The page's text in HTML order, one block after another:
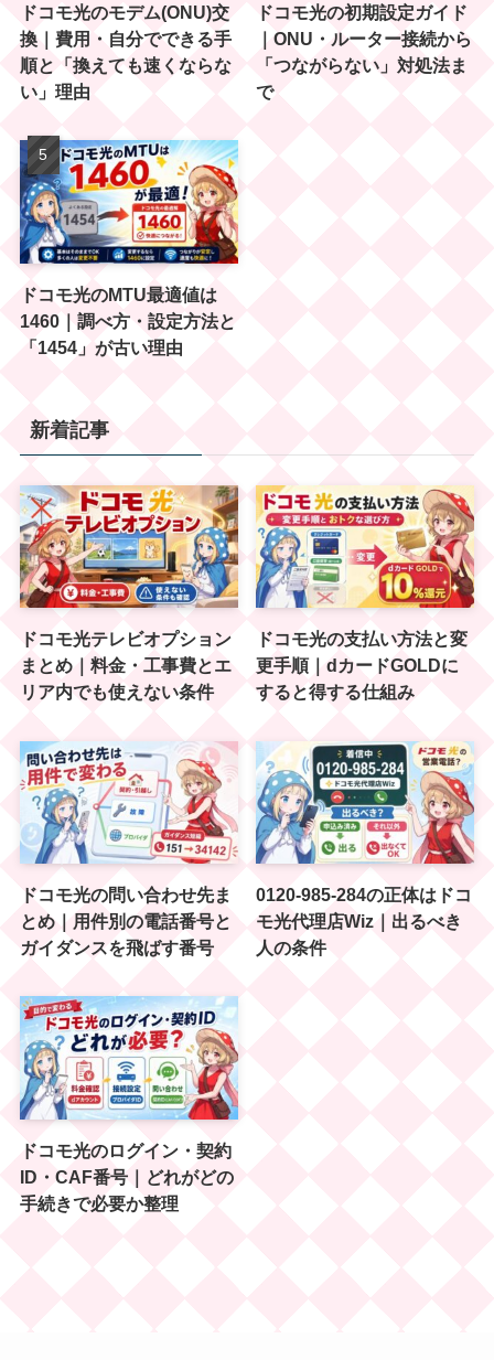
ドコモ光のモデム(ONU)交
換｜費用・自分でできる手
順と「換えても速くならな
い」理由
ドコモ光の初期設定ガイド
｜ONU・ルーター接続から
「つながらない」対処法ま
で
ドコモ光のMTU最適値は
1460｜調べ方・設定方法と
「1454」が古い理由
新着記事
ドコモ光テレビオプション
まとめ｜料金・工事費とエ
リア内でも使えない条件
ドコモ光の支払い方法と変
更手順｜dカードGOLDに
すると得する仕組み
ドコモ光の問い合わせ先ま
とめ｜用件別の電話番号と
ガイダンスを飛ばす番号
0120-985-284の正体はドコ
モ光代理店Wiz｜出るべき
人の条件
ドコモ光のログイン・契約
ID・CAF番号｜どれがどの
手続きで必要か整理